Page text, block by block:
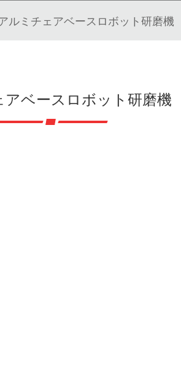
ルミチェアベースロボット研磨機
ベースロボット研磨機